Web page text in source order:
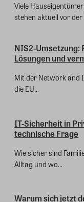
Viele
stehen aktuell vor der
NIS2-Umsetzung:
Lösungen und
Mit der Network and
die EU...
IT-Sicherheit in
technische Frage
Wie sicher sind
Alltag und wo...
Warum sich jetzt